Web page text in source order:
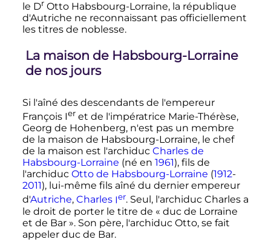
le Dr Otto Habsbourg-Lorraine, la république
d'Autriche ne reconnaissant pas officiellement
les titres de noblesse.
La maison de Habsbourg-Lorraine
de nos jours
Si l'aîné des descendants de l'empereur
François Ier et de l'impératrice Marie-Thérèse,
Georg de Hohenberg, n'est pas un membre
de la maison de Habsbourg-Lorraine, le chef
de la maison est l'archiduc Charles de
Habsbourg-Lorraine (né en 1961), fils de
l'archiduc Otto de Habsbourg-Lorraine (1912-
2011), lui-même fils aîné du dernier empereur
d'Autriche, Charles Ier. Seul, l'archiduc Charles a
le droit de porter le titre de « duc de Lorraine
et de Bar ». Son père, l'archiduc Otto, se fait
appeler duc de Bar.